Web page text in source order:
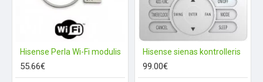
Hisense Perla Wi-Fi modulis
55.66€
Hisense sienas kontrolleris
99.00€